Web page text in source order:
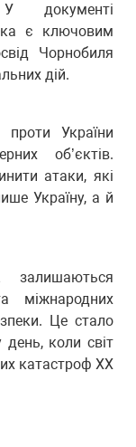
документі
є ключовим
Чорнобиля
дій.
України
об’єктів.
атаки, які
Україну, а й
міжнародних
Це стало
коли світ
катастроф ХХ